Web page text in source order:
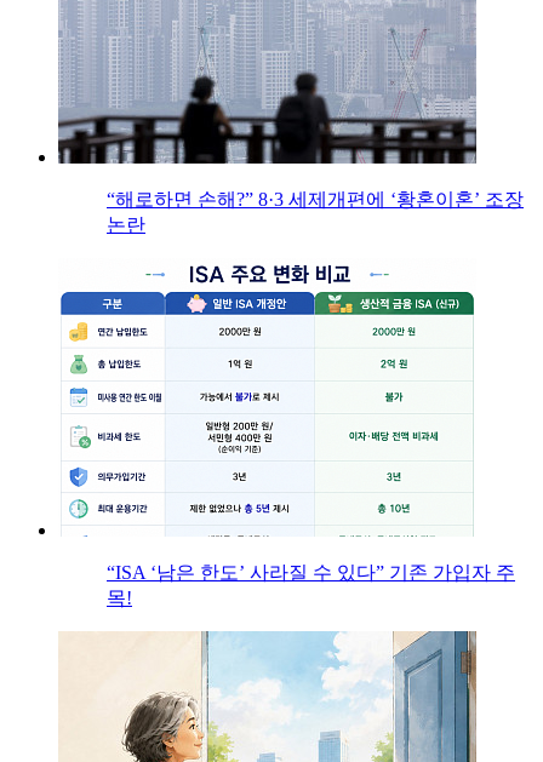
“해로하면 손해?” 8·3 세제개편에 ‘황혼이혼’ 조장
논란
“ISA ‘남은 한도’ 사라질 수 있다” 기존 가입자 주
목!